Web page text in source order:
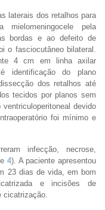
laterais dos retalhos para
pela
bordas e ao defeito de
o fasciocutâneo bilateral.
4 cm em linha axilar
identificação do plano
dos retalhos até
tecidos por planos sem
devido
foi mínimo e
infecção, necrose,
4). A paciente apresentou
23 dias de vida, em bom
e incisões de
cicatrização.